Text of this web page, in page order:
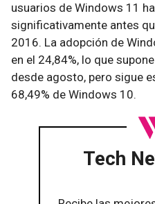
usuarios de Windows 11
significativamente antes
2016. La adopción de
en el 24,84%, lo que
desde agosto, pero sigue
68,49% de Windows 10.
Tech